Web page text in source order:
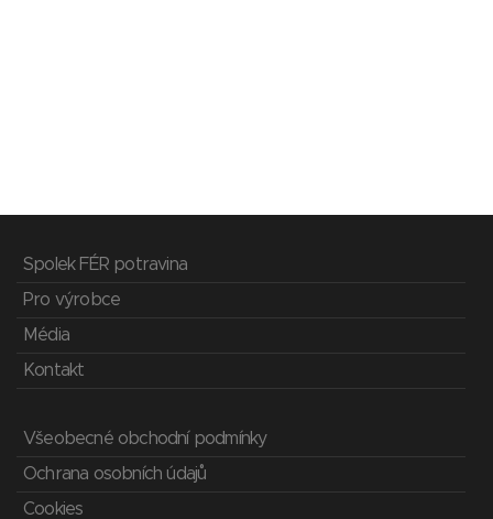
Spolek FÉR potravina
Pro výrobce
Média
Kontakt
Všeobecné obchodní podmínky
Ochrana osobních údajů
Cookies